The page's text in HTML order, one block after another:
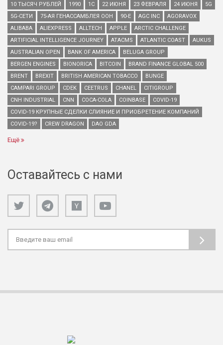
10 ТЫСЯЧ РУБЛЕЙ
1990 1С 22 ИЮНЯ 23 ФЕВРАЛЯ 24 ИЮНЯ
5G
5G-СЕТИ
75-АЯ ГЕНАССАМБЛЕЯ ООН 90-Е AGC INC
AGORAVOX
ALIBABA
ALIEXPRESS ALLTECH APPLE
ARCTIC CHALLENGE
ARTIFICIAL INTELLIGENCE JOURNEY
ATACMS ATLANTIC COAST
AUKUS
AUSTRALIAN OPEN
BANK OF AMERICA
BELUGA GROUP
BERGEN ENGINES
BIONORICA BITCOIN
BRAND FINANCE GLOBAL 500
BRENT
BREXIT BRITISH AMERICAN TOBACCO
BUNGE
CAMPARI GROUP
CDEK CEETRUS CHANEL
CITIGROUP
CNH INDUSTRIAL
CNN COCA-COLA COINBASE
COVID-19
COVID-19 КРУПНЫЕ СДЕЛКИ СЛИЯНИЕ И ПРИОБРЕТЕНИЕ КОМПАНИЙ
COVID-19?
CREW DRAGON DAO GDA
Ещё
Оставайтесь с нами